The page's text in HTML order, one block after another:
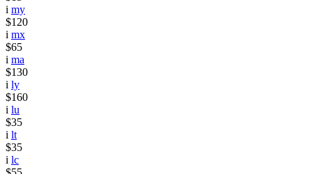
i my
$120
i mx
$65
i ma
$130
i ly
$160
i lu
$35
i lt
$35
i lc